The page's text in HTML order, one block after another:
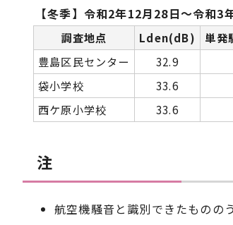
【冬季】令和2年12月28日～令和3
調査地点 Lden(dB) 単発
豊島区民センター
32.9
袋小学校
33.6
西ケ原小学校
33.6
注
航空機騒音と識別できたものの